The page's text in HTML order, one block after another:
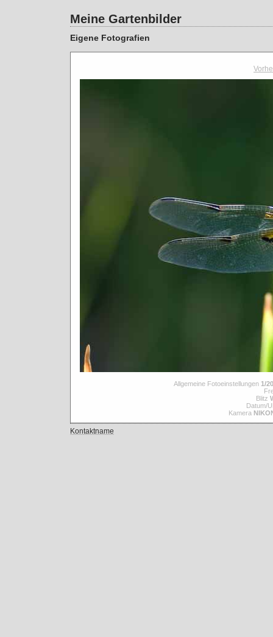
Meine Gartenbilder
Eigene Fotografien
Allgemeine Fotoeinstellungen 1/
Blitz
Datum/
Kamera
Kontaktname